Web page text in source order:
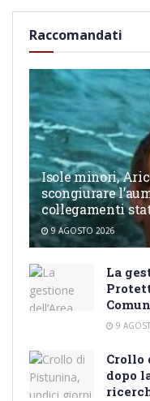
Raccomandati
Isole minori,
scongiurare
collegamenti
9 AGOSTO 2026
La
9
dopo